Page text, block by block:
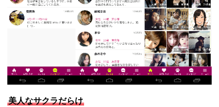
美人なサクラだらけ